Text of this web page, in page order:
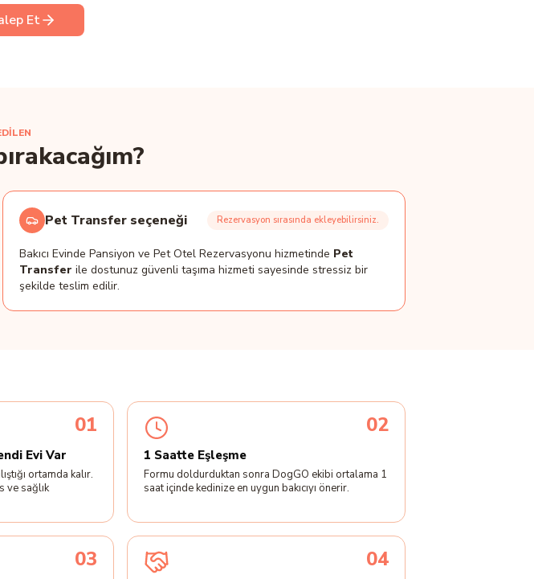
Et
Pet Transfer seçeneği Rezervasyon sırasında ekleyebilirsiniz.
Bakıcı Evinde Pansiyon ve Pet Otel Rezervasyonu hizmetinde Pet
Transfer ile dostunuz güvenli taşıma hizmeti sayesinde stressiz bir
şekilde teslim edilir.
01
Evi Var
ortamda kalır.
ve sağlık
02
1 Saatte Eşleşme
Formu doldurduktan sonra DogGO ekibi ortalama 1
saat içinde kedinize en uygun bakıcıyı önerir.
03 04